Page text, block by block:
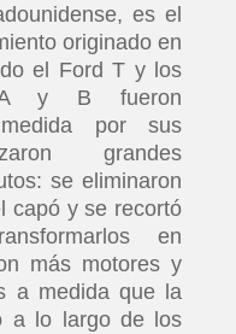
es el
originado en
el Ford T y los
A y B fueron
por sus
grandes
se eliminaron
capó y se recortó
en
más motores y
a medida que la
a lo largo de los